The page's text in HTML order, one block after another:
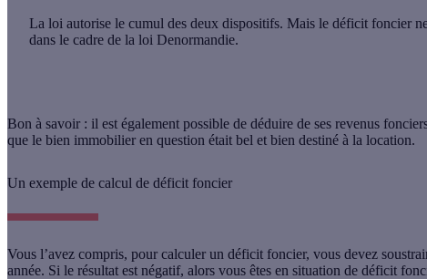
La loi autorise le cumul des deux dispositifs. Mais le déficit foncier
dans le cadre de la loi Denormandie.
Bon à savoir : il est également possible de déduire de ses revenus
que le bien immobilier en question était bel et bien destiné à la location.
Un exemple de calcul de déficit foncier
Vous l’avez compris, pour calculer un déficit foncier, vous devez
année. Si le résultat est négatif, alors vous êtes en situation de déficit